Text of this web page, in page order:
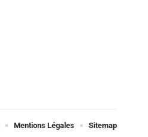
Mentions Légales Sitemap